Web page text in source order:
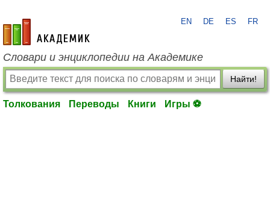
academic.ru
EN DE ES FR
Словари и энциклопедии на Академике
Найти!
Толкования Переводы Книги Игры ⚽